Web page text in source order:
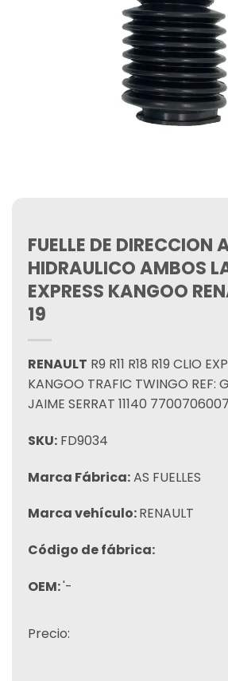
FUELLE DE DIRECCION
HIDRAULICO AMBOS
EXPRESS KANGOO
19
RENAULT R9 R11 R18 R19 CLIO
KANGOO TRAFIC TWINGO REF:
JAIME SERRAT 11140 7700706007
SKU: FD9034
Marca Fábrica:AS FUELLES
Marca vehículo:RENAULT
Código de fábrica:
OEM:'-
Precio: